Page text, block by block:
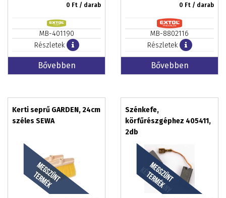
0 Ft / darab
MB-401190
Részletek
Bővebben
0 Ft / darab
MB-8802116
Részletek
Bővebben
Kerti seprű GARDEN, 24cm
széles SEWA
Szénkefe,
körfűrészgéphez 405411,
2db